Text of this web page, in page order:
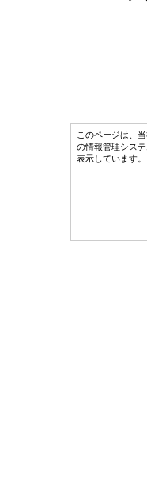
このページは、
の情報管理シス
表示しています。